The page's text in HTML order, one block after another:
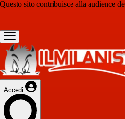
Questo sito contribuisce alla audience de
Accedi